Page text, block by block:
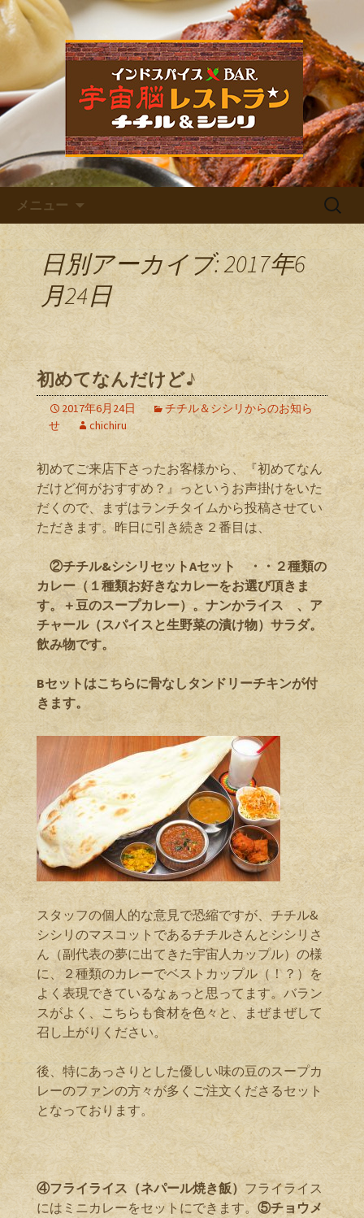
宇宙脳レストラン チチル＆
シシリからのお知らせ
福岡市中央区六本松のカレー屋・ネパ
ールバル「宇宙脳レストラン チチル
＆シシリ」。普段のお食事、家族での
ご飯、お仕事帰りの晩酌、デート、女
子会など様々なシーンでご利用くださ
い。イベントも多数開催しています。
メニュー
検
日別アーカイブ: 2017年6
月24日
初めてなんだけど♪
2017年6月24日
チチル＆シシリからのお知ら
せ
chichiru
初めてご来店下さったお客様から、『初めてなん
だけど何がおすすめ？』っというお声掛けをいた
だくので、まずはランチタイムから投稿させてい
ただきます。昨日に引き続き２番目は、
②チチル&シシリセットAセット ・・２種類の
カレー（１種類お好きなカレーをお選び頂きま
す。＋豆のスープカレー）。ナンかライス 、ア
チャール（スパイスと生野菜の漬け物）サラダ。
飲み物です。
Bセットはこちらに骨なしタンドリーチキンが付
きます。
スタッフの個人的な意見で恐縮ですが、チチル&
シシリのマスコットであるチチルさんとシシリさ
ん（副代表の夢に出てきた宇宙人カップル）の様
に、２種類のカレーでベストカップル（！？）を
よく表現できているなぁっと思ってます。バラン
スがよく、こちらも食材を色々と、まぜまぜして
召し上がりください。
後、特にあっさりとした優しい味の豆のスープカ
レーのファンの方々が多くご注文くださるセット
となっております。
④フライライス（ネパール焼き飯） フライライス
にはミニカレーをセットにできます。 ⑤チョウメ